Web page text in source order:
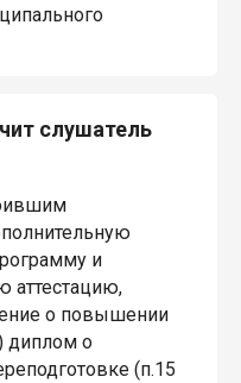
слушатель
и
аттестацию,
о повышении
диплом о
(п.15